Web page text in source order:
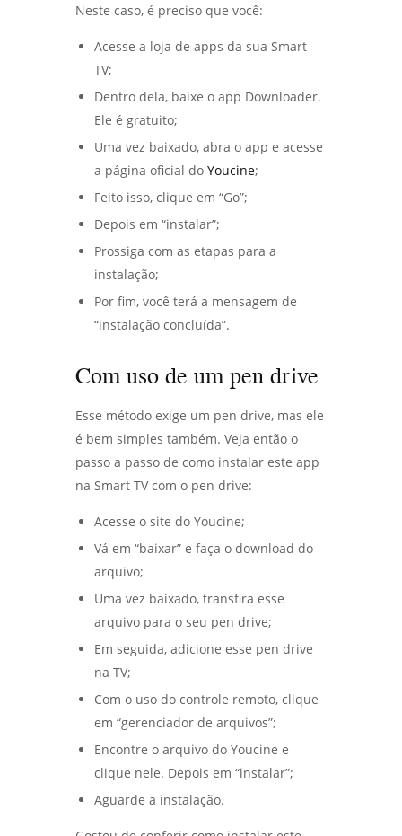
Neste caso, é preciso que você:
Acesse a loja de apps da sua Smart
TV;
Dentro dela, baixe o app Downloader.
Ele é gratuito;
Uma vez baixado, abra o app e acesse
a página oficial do Youcine;
Feito isso, clique em “Go”;
Depois em “instalar”;
Prossiga com as etapas para a
instalação;
Por fim, você terá a mensagem de
“instalação concluída”.
Com uso de um pen drive
Esse método exige um pen drive, mas ele
é bem simples também. Veja então o
passo a passo de como instalar este app
na Smart TV com o pen drive:
Acesse o site do Youcine;
Vá em “baixar” e faça o download do
arquivo;
Uma vez baixado, transfira esse
arquivo para o seu pen drive;
Em seguida, adicione esse pen drive
na TV;
Com o uso do controle remoto, clique
em “gerenciador de arquivos”;
Encontre o arquivo do Youcine e
clique nele. Depois em “instalar”;
Aguarde a instalação.